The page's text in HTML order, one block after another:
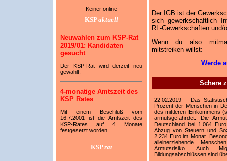
Keiner online
KSPaktuell
Neuwahlen zum KSP-Rat
2019/01: Kandidaten
gesucht
Der KSP-Rat wird derzeit neu
gewählt.
4-monatige Amtszeit des
KSP Rates
Mit einem Beschluß vom
16.7.2001 ist die Amtszeit des
KSP-Rates auf 4 Monate
festgesetzt worden.
KSPrat
Der IGB ist der
sich gewerkschaftlich
RL-Gewerkschaften
Wenn du also
mitstreiken willst:
Werde
Schere
22.02.2019 - Das
Prozent der Menschen in
des mittleren Einkommens
armutsgefährdet. Die
Deutschland bei 1.064
Abzug von Steuern und
2.234 Euro im Monat.
alleinerziehende
Armutsrisiko. Auch
Bildungsabschlüssen sind